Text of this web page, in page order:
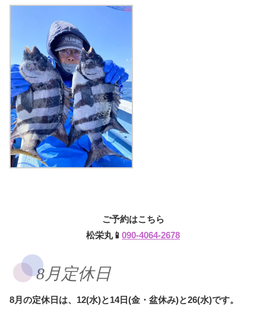
ご予約はこちら
松栄丸📱 090-4064-2678
8月定休日
8月の定休日は、12(水)と14日(金・盆休み)と26(水)です。